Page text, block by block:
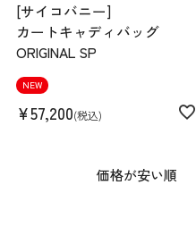
[サイコバニー]
カートキャディバッグ
ORIGINAL SP
NEW
¥57,200 税込
価格が安い順